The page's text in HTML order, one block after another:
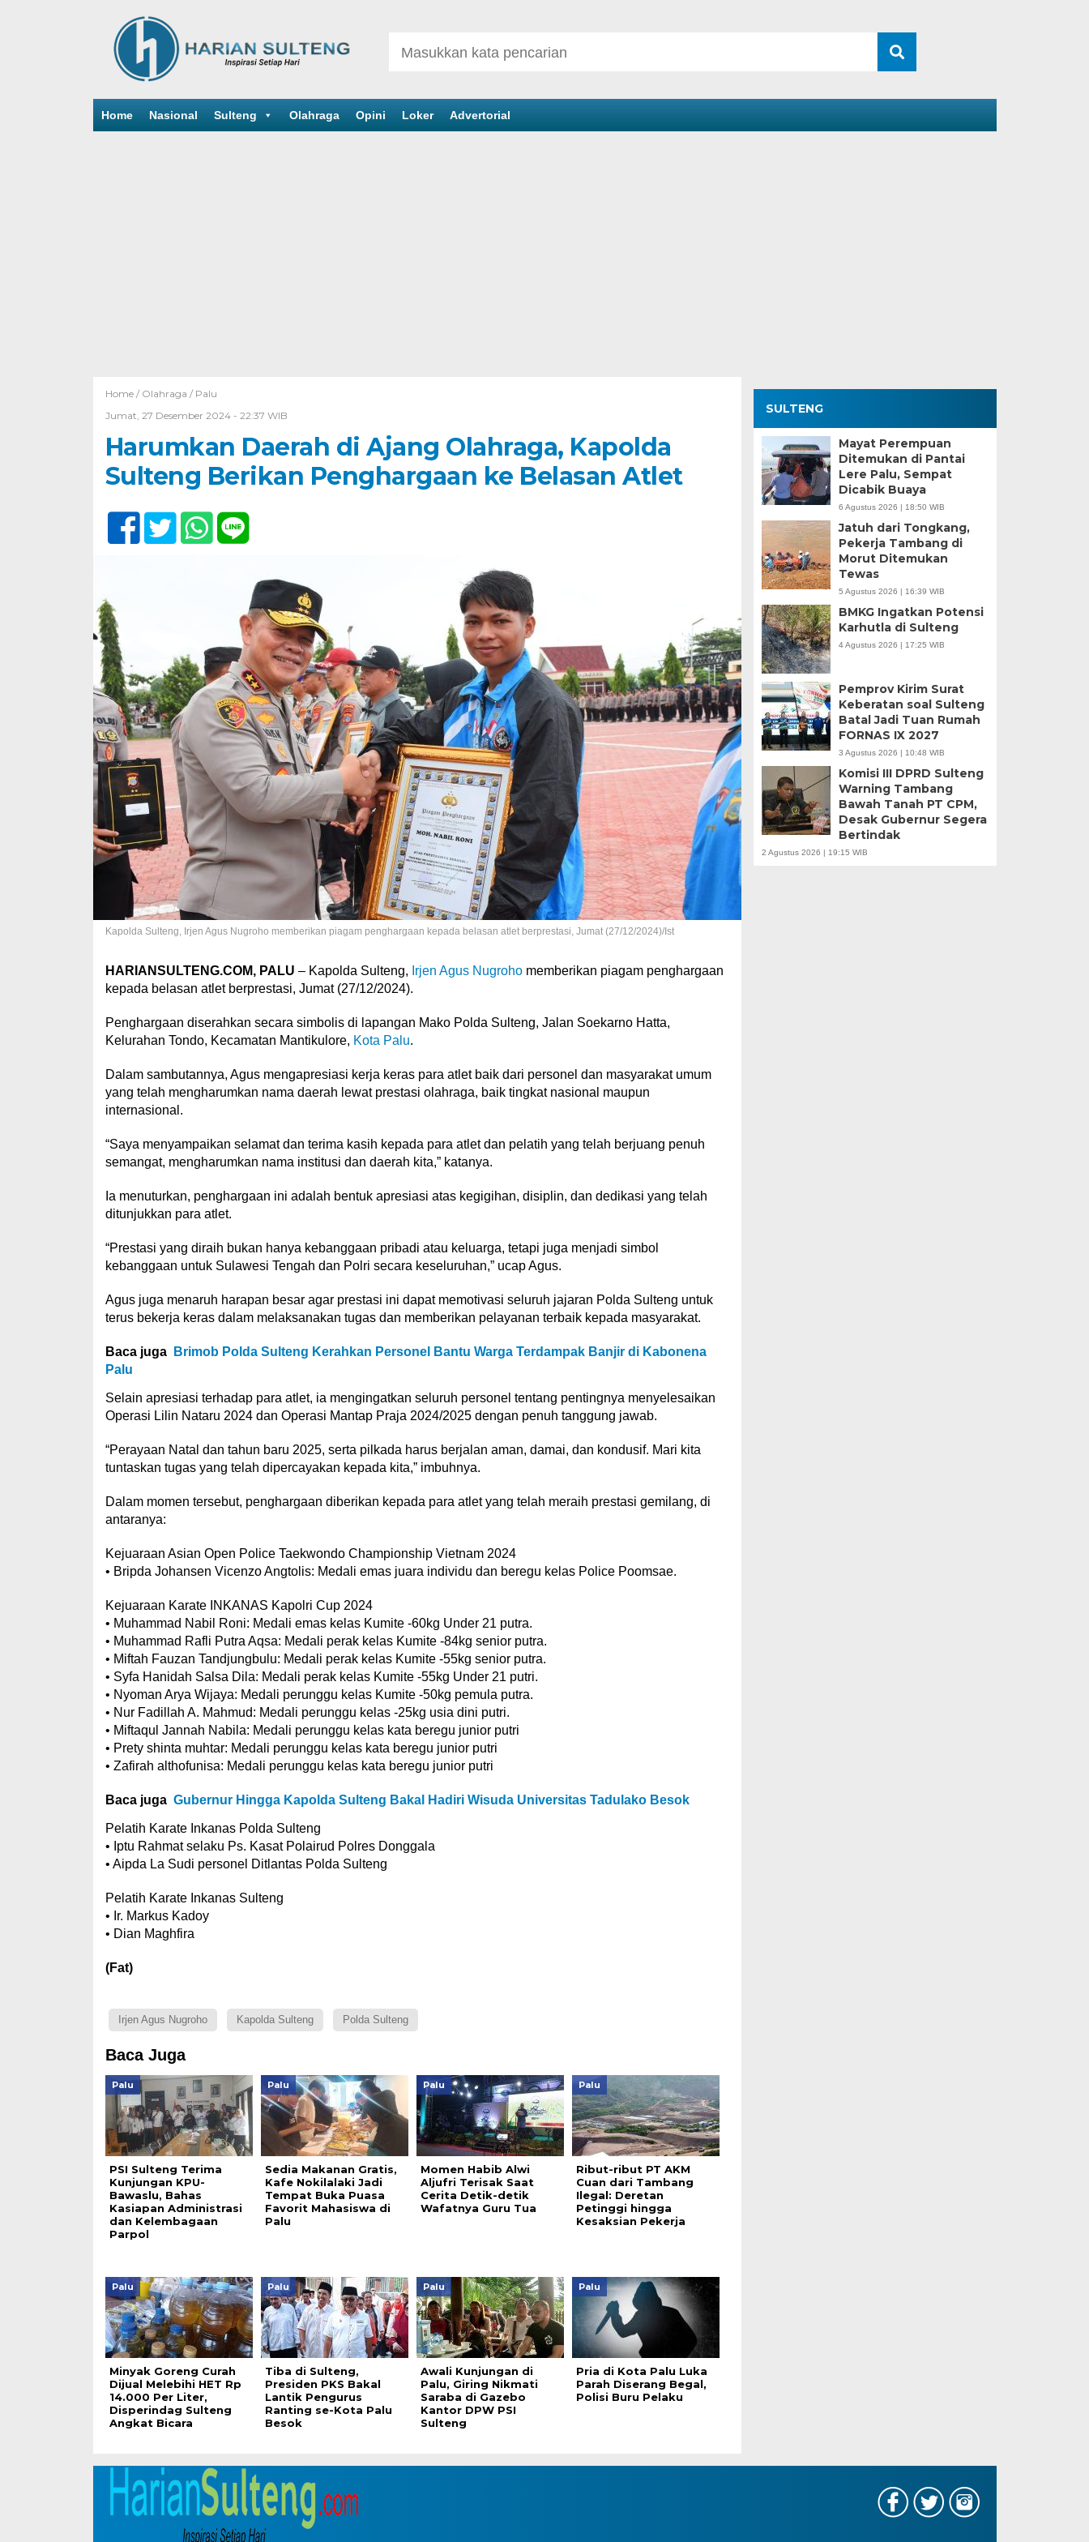
Home Nasional Sulteng Olahraga Opini Loker Advertorial
Home / Olahraga / Palu
Jumat, 27 Desember 2024 - 22:37 WIB
Harumkan Daerah di Ajang Olahraga, Kapolda
Sulteng Berikan Penghargaan ke Belasan Atlet
Kapolda Sulteng, Irjen Agus Nugroho memberikan piagam penghargaan kepada belasan atlet berprestasi, Jumat (27/12/2024)/Ist
HARIANSULTENG.COM, PALU – Kapolda Sulteng, Irjen Agus Nugrohomemberikan piagam penghargaan
kepada belasan atlet berprestasi, Jumat (27/12/2024).
Penghargaan diserahkan secara simbolis di lapangan Mako Polda Sulteng, Jalan Soekarno Hatta,
Kelurahan Tondo, Kecamatan Mantikulore, Kota Palu.
Dalam sambutannya, Agus mengapresiasi kerja keras para atlet baik dari personel dan masyarakat umum
yang telah mengharumkan nama daerah lewat prestasi olahraga, baik tingkat nasional maupun
internasional.
“Saya menyampaikan selamat dan terima kasih kepada para atlet dan pelatih yang telah berjuang penuh
semangat, mengharumkan nama institusi dan daerah kita,” katanya.
Ia menuturkan, penghargaan ini adalah bentuk apresiasi atas kegigihan, disiplin, dan dedikasi yang telah
ditunjukkan para atlet.
“Prestasi yang diraih bukan hanya kebanggaan pribadi atau keluarga, tetapi juga menjadi simbol
kebanggaan untuk Sulawesi Tengah dan Polri secara keseluruhan,” ucap Agus.
Agus juga menaruh harapan besar agar prestasi ini dapat memotivasi seluruh jajaran Polda Sulteng untuk
terus bekerja keras dalam melaksanakan tugas dan memberikan pelayanan terbaik kepada masyarakat.
Baca juga
Brimob Polda Sulteng Kerahkan Personel Bantu Warga Terdampak Banjir di Kabonena
Palu
Selain apresiasi terhadap para atlet, ia mengingatkan seluruh personel tentang pentingnya menyelesaikan
Operasi Lilin Nataru 2024 dan Operasi Mantap Praja 2024/2025 dengan penuh tanggung jawab.
“Perayaan Natal dan tahun baru 2025, serta pilkada harus berjalan aman, damai, dan kondusif. Mari kita
tuntaskan tugas yang telah dipercayakan kepada kita,” imbuhnya.
Dalam momen tersebut, penghargaan diberikan kepada para atlet yang telah meraih prestasi gemilang, di
antaranya:
Kejuaraan Asian Open Police Taekwondo Championship Vietnam 2024
• Bripda Johansen Vicenzo Angtolis: Medali emas juara individu dan beregu kelas Police Poomsae.
Kejuaraan Karate INKANAS Kapolri Cup 2024
• Muhammad Nabil Roni: Medali emas kelas Kumite -60kg Under 21 putra.
• Muhammad Rafli Putra Aqsa: Medali perak kelas Kumite -84kg senior putra.
• Miftah Fauzan Tandjungbulu: Medali perak kelas Kumite -55kg senior putra.
• Syfa Hanidah Salsa Dila: Medali perak kelas Kumite -55kg Under 21 putri.
• Nyoman Arya Wijaya: Medali perunggu kelas Kumite -50kg pemula putra.
• Nur Fadillah A. Mahmud: Medali perunggu kelas -25kg usia dini putri.
• Miftaqul Jannah Nabila: Medali perunggu kelas kata beregu junior putri
• Prety shinta muhtar: Medali perunggu kelas kata beregu junior putri
• Zafirah althofunisa: Medali perunggu kelas kata beregu junior putri
Baca juga Gubernur Hingga Kapolda Sulteng Bakal Hadiri Wisuda Universitas Tadulako Besok
Pelatih Karate Inkanas Polda Sulteng
• Iptu Rahmat selaku Ps. Kasat Polairud Polres Donggala
• ⁠Aipda La Sudi personel Ditlantas Polda Sulteng
Pelatih Karate Inkanas Sulteng
• Ir. Markus Kadoy
• ⁠Dian Maghfira
(Fat)
Irjen Agus Nugroho Kapolda Sulteng Polda Sulteng
Baca Juga
Palu
PSI Sulteng Terima
Kunjungan KPU-
Bawaslu, Bahas
Kasiapan Administrasi
dan Kelembagaan
Parpol
Palu
Sedia Makanan Gratis,
Kafe Nokilalaki Jadi
Tempat Buka Puasa
Favorit Mahasiswa di
Palu
Palu
Momen Habib Alwi
Aljufri Terisak Saat
Cerita Detik-detik
Wafatnya Guru Tua
Palu
Ribut-ribut PT AKM
Cuan dari Tambang
Ilegal: Deretan
Petinggi hingga
Kesaksian Pekerja
Palu
Minyak Goreng Curah
Dijual Melebihi HET Rp
14.000 Per Liter,
Disperindag Sulteng
Angkat Bicara
Palu
Tiba di Sulteng,
Presiden PKS Bakal
Lantik Pengurus
Ranting se-Kota Palu
Besok
Palu
Awali Kunjungan di
Palu, Giring Nikmati
Saraba di Gazebo
Kantor DPW PSI
Sulteng
Palu
Pria di Kota Palu Luka
Parah Diserang Begal,
Polisi Buru Pelaku
SULTENG
Mayat Perempuan
Ditemukan di Pantai
Lere Palu, Sempat
Dicabik Buaya
6 Agustus 2026 | 18:50 WIB
Jatuh dari Tongkang,
Pekerja Tambang di
Morut Ditemukan
Tewas
5 Agustus 2026 | 16:39 WIB
BMKG Ingatkan Potensi
Karhutla di Sulteng
4 Agustus 2026 | 17:25 WIB
Pemprov Kirim Surat
Keberatan soal Sulteng
Batal Jadi Tuan Rumah
FORNAS IX 2027
3 Agustus 2026 | 10:48 WIB
Komisi III DPRD Sulteng
Warning Tambang
Bawah Tanah PT CPM,
Desak Gubernur Segera
Bertindak
2 Agustus 2026 | 19:15 WIB